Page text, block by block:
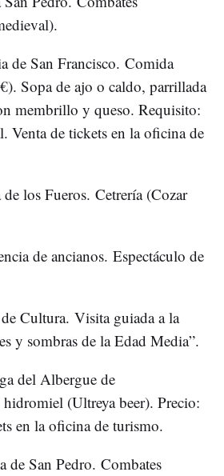
de San Francisco. Comida
Sopa de ajo o caldo, parrillada
membrillo y queso. Requisito:
Venta de tickets en la oficina de
los Fueros. Cetrería (Cozar
de ancianos. Espectáculo de
Cultura. Visita guiada a la
y sombras de la Edad Media”.
del Albergue de
(Ultreya beer). Precio:
en la oficina de turismo.
San Pedro. Combates